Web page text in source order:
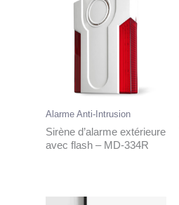
Alarme Anti-Intrusion
Sirène d’alarme extérieure
avec flash – MD-334R